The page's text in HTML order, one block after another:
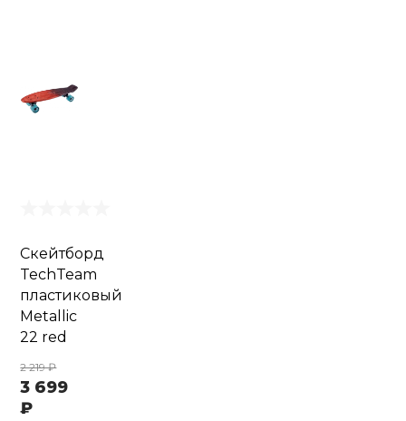
Скейтборд
TechTeam
пластиковый
Metallic
22 red
2 219 ₽
3 699
₽